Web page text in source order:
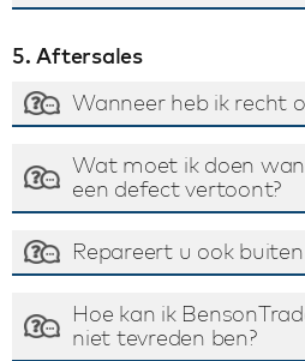
5. Aftersales
Wanneer heb ik recht
Wat moet ik doen
een defect vertoont?
Repareert u ook
Hoe kan ik
niet tevreden ben?